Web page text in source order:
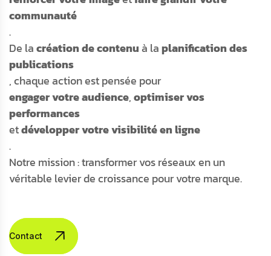
communauté
.
De lacréation de contenuà laplanification des
publications
, chaque action est pensée pour
engager votre audience,optimiser vos
performances
etdévelopper votre visibilité en ligne
.
Notre mission : transformer vos réseaux en un
véritable levier de croissance pour votre marque.
Contactez-nous